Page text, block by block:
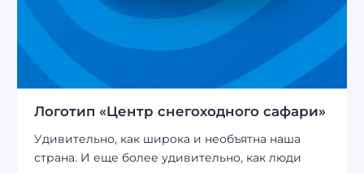
Логотип «Центр снегоходного сафари»
Удивительно, как широка и необъятна наша
страна. И еще более удивительно, как люди